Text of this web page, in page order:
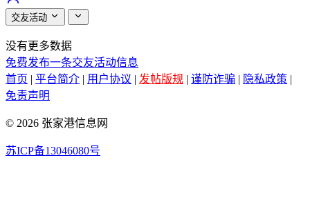
交友活动
没有更多数据
免费发布一条交友活动信息
首页 | 平台简介 | 用户协议 | 发帖版规 | 谨防诈骗 | 隐私政策 |
免责声明
© 2026 张家港信息网
苏ICP备13046080号